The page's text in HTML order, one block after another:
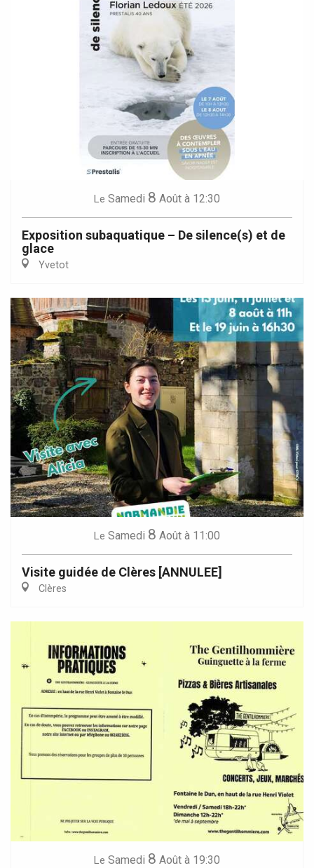
Le Samedi 8 Août à 12:30
Exposition subaquatique – De silence(s) et de
glace
Yvetot
Le Samedi 8 Août à 11:00
Visite guidée de Clères [ANNULEE]
Clères
Le Samedi 8 Août à 19:30